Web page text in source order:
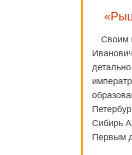
Своим
Сибирь
Первым